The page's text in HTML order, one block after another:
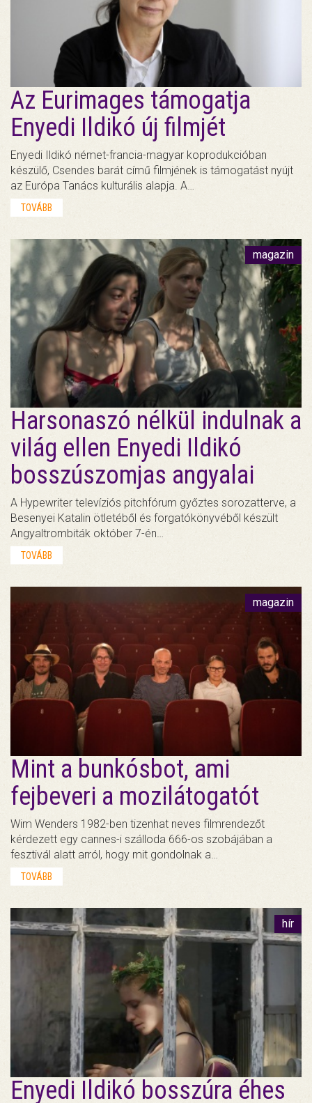
Az Eurimages támogatja
Enyedi Ildikó új filmjét
Enyedi Ildikó német-francia-magyar koprodukcióban
készülő, Csendes barát című filmjének is támogatást nyújt
az Európa Tanács kulturális alapja. A…
TOVÁBB
magazin
Harsonaszó nélkül indulnak a
világ ellen Enyedi Ildikó
bosszúszomjas angyalai
A Hypewriter televíziós pitchfórum győztes sorozatterve, a
Besenyei Katalin ötletéből és forgatókönyvéből készült
Angyaltrombiták október 7-én…
TOVÁBB
magazin
Mint a bunkósbot, ami
fejbeveri a mozilátogatót
Wim Wenders 1982-ben tizenhat neves filmrendezőt
kérdezett egy cannes-i szálloda 666-os szobájában a
fesztivál alatt arról, hogy mit gondolnak a…
TOVÁBB
hír
Enyedi Ildikó bosszúra éhes